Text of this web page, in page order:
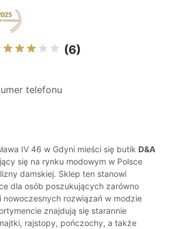
(6)
telefonu
IV 46 w Gdyni mieści się butik D&A
się na rynku modowym w Polsce
damskiej. Sklep ten stanowi
dla osób poszukujących zarówno
nowoczesnych rozwiązań w modzie
znajdują się starannie
rajstopy, pończochy, a także